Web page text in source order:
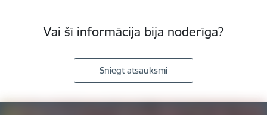
Vai šī informācija bija noderīga?
Sniegt atsauksmi